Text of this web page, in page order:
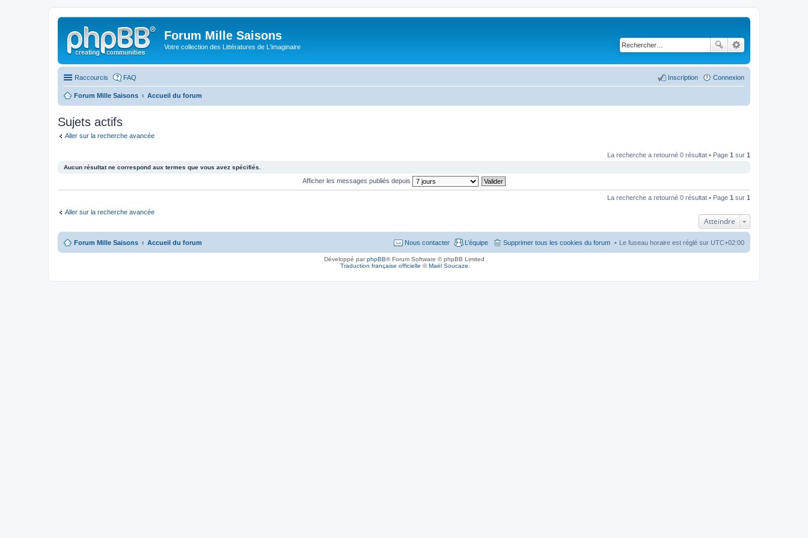
Forum Mille Saisons
Votre collection des Littératures de L'imaginaire
Raccourcis FAQ Connexion
Inscription
Forum Mille Saisons Accueil du forum
Sujets actifs
Aller sur la recherche avancée
La recherche a retourné 0 résultat • Page 1 sur 1
Aucun résultat ne correspond aux termes que vous avez spécifiés.
Afficher les messages publiés depuis
La recherche a retourné 0 résultat • Page 1 sur 1
Aller sur la recherche avancée
Atteindre
Forum Mille Saisons Accueil du forum Le fuseau horaire est réglé sur UTC+02:00
Supprimer tous les cookies du forum
L’équipe
Nous contacter
Développé parphpBB® Forum Software © phpBB Limited
Traduction française officielle ©Maël Soucaze